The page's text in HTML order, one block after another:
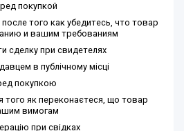
покупкой
того как убедитесь, что товар
и вашим требованиям
сделку при свидетелях
в публічному місці
покупкою
того як переконаєтеся, що товар
вимогам
при свідках